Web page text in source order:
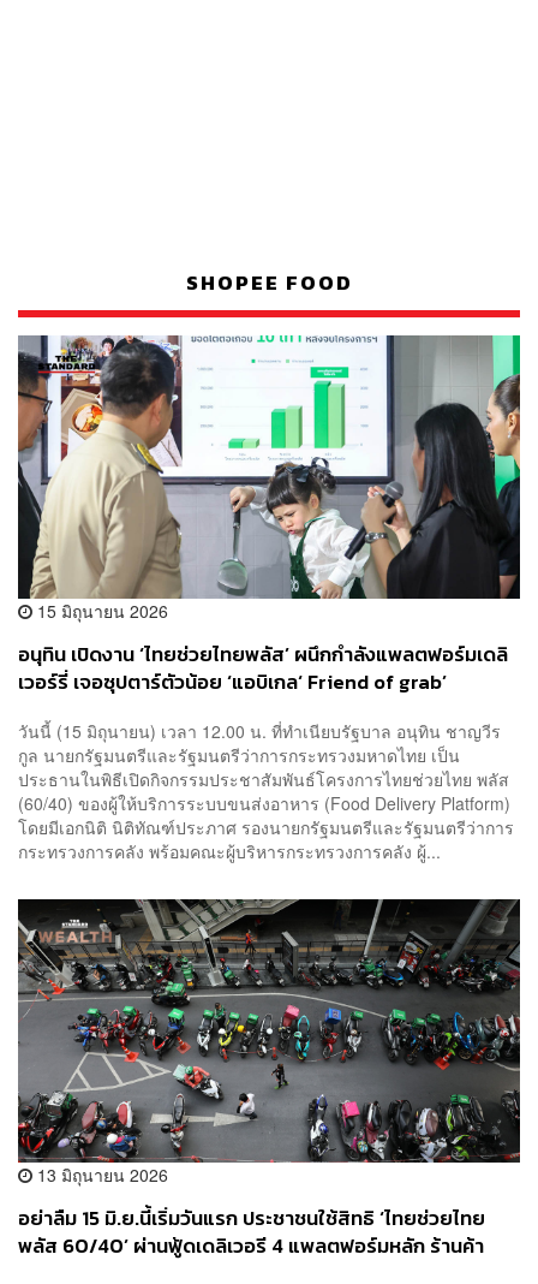
SHOPEE FOOD
15 มิถุนายน 2026
อนุทิน เปิดงาน ‘ไทยช่วยไทยพลัส’ ผนึกกำลังแพลตฟอร์มเดลิ
เวอร์รี่ เจอซุปตาร์ตัวน้อย ‘แอบิเกล‘ Friend of grab’
วันนี้ (15 มิถุนายน) เวลา 12.00 น. ที่ทำเนียบรัฐบาล อนุทิน ชาญวีร
กูล นายกรัฐมนตรีและรัฐมนตรีว่าการกระทรวงมหาดไทย เป็น
ประธานในพิธีเปิดกิจกรรมประชาสัมพันธ์โครงการไทยช่วยไทย พลัส
(60/40) ของผู้ให้บริการระบบขนส่งอาหาร (Food Delivery Platform)
โดยมีเอกนิติ นิติทัณฑ์ประภาศ รองนายกรัฐมนตรีและรัฐมนตรีว่าการ
กระทรวงการคลัง พร้อมคณะผู้บริหารกระทรวงการคลัง ผู้...
13 มิถุนายน 2026
อย่าลืม 15 มิ.ย.นี้เริ่มวันแรก ประชาชนใช้สิทธิ ‘ไทยช่วยไทย
พลัส 60/40’ ผ่านฟู้ดเดลิเวอรี 4 แพลตฟอร์มหลัก ร้านค้า